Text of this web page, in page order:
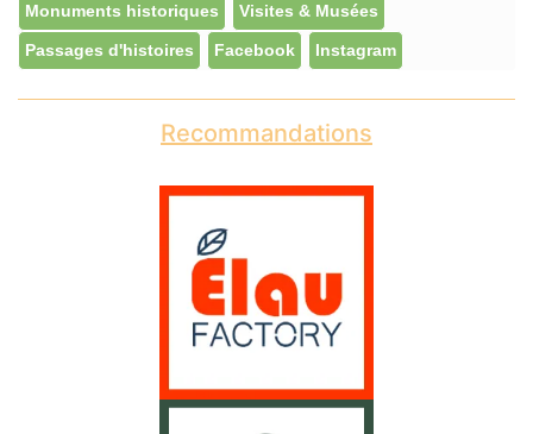
Monuments historiques Visites & Musées
Passages d'histoires Facebook Instagram
Recommandations